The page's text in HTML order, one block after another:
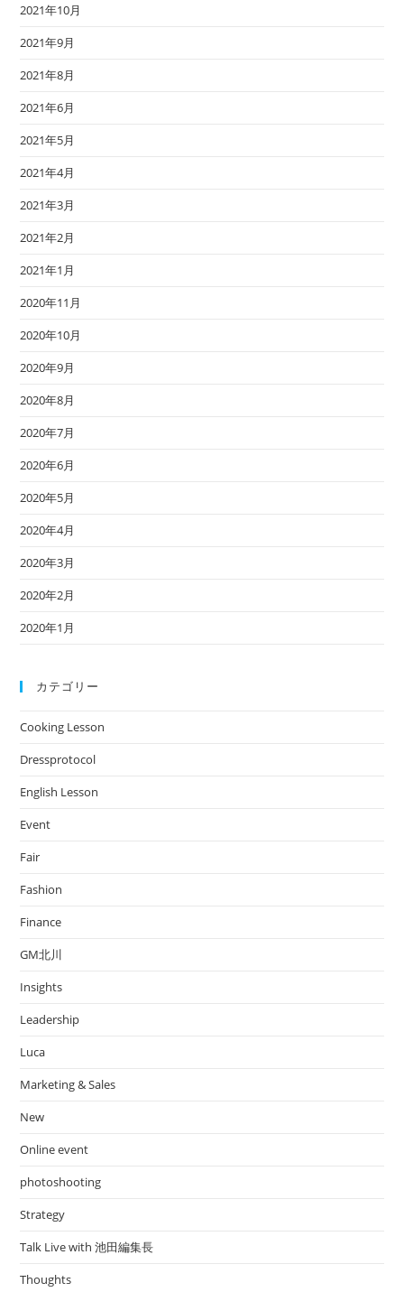
2021年10月
2021年9月
2021年8月
2021年6月
2021年5月
2021年4月
2021年3月
2021年2月
2021年1月
2020年11月
2020年10月
2020年9月
2020年8月
2020年7月
2020年6月
2020年5月
2020年4月
2020年3月
2020年2月
2020年1月
カテゴリー
Cooking Lesson
Dressprotocol
English Lesson
Event
Fair
Fashion
Finance
GM北川
Insights
Leadership
Luca
Marketing & Sales
New
Online event
photoshooting
Strategy
Talk Live with 池田編集長
Thoughts